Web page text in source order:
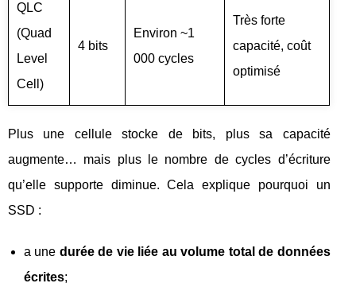
QLC
(Quad
Level
Cell)
4 bits
Environ ~1
000 cycles
Très forte
capacité, coût
optimisé
Plus une cellule stocke de bits, plus sa capacité
augmente… mais plus le nombre de cycles d’écriture
qu’elle supporte diminue. Cela explique pourquoi un
SSD :
a une durée de vie liée au volume total de données
écrites;